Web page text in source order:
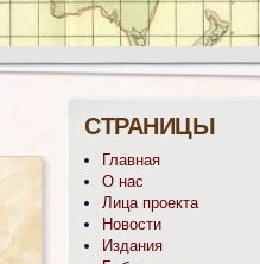
СТРАНИЦЫ
Главная
О нас
Лица проекта
Новости
Издания